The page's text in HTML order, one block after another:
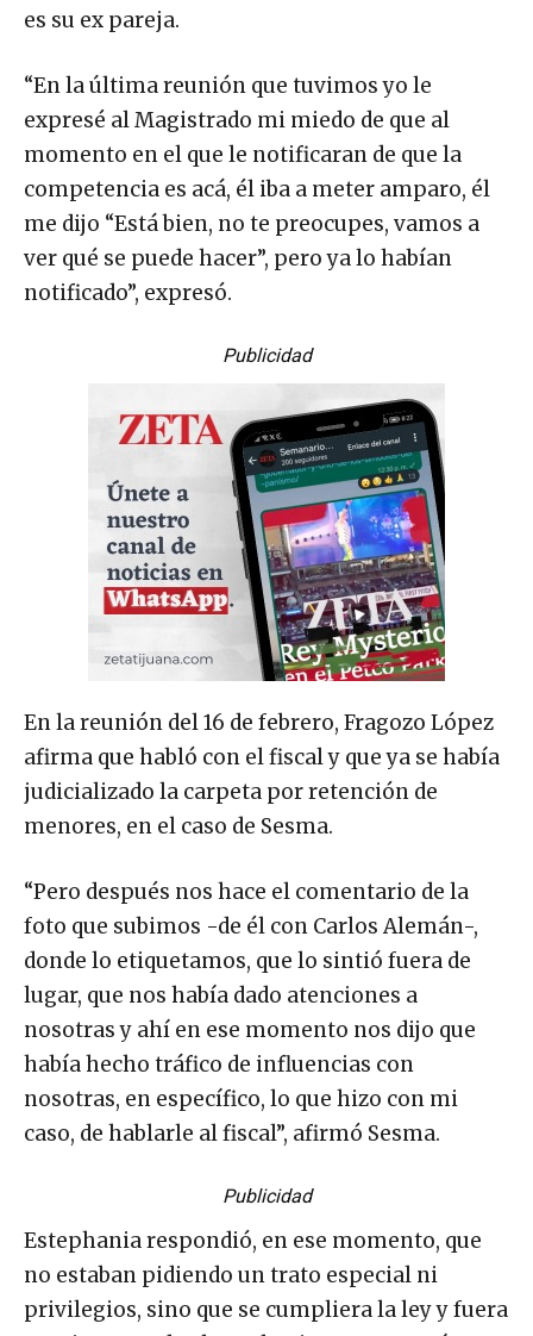
es su ex pareja.
“En la última reunión que tuvimos yo le
expresé al Magistrado mi miedo de que al
momento en el que le notificaran de que la
competencia es acá, él iba a meter amparo, él
me dijo “Está bien, no te preocupes, vamos a
ver qué se puede hacer”, pero ya lo habían
notificado”, expresó.
Publicidad
En la reunión del 16 de febrero, Fragozo López
afirma que habló con el fiscal y que ya se había
judicializado la carpeta por retención de
menores, en el caso de Sesma.
“Pero después nos hace el comentario de la
foto que subimos -de él con Carlos Alemán-,
donde lo etiquetamos, que lo sintió fuera de
lugar, que nos había dado atenciones a
nosotras y ahí en ese momento nos dijo que
había hecho tráfico de influencias con
nosotras, en específico, lo que hizo con mi
caso, de hablarle al fiscal”, afirmó Sesma.
Publicidad
Estephania respondió, en ese momento, que
no estaban pidiendo un trato especial ni
privilegios, sino que se cumpliera la ley y fuera